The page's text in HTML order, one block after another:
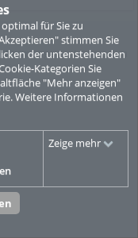
für Sie zu
stimmen Sie
der untenstehenden
Kategorien Sie
"Mehr anzeigen"
Weitere Informationen
Zeige mehr
Impressum